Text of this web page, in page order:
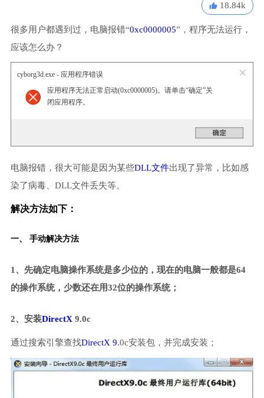
18.84k
很多用户都遇到过，电脑报错“0xc0000005”，程序无法运行，
应该怎么办？
cyborg3d.exe - 应用程序错误
应用程序无法正常启动(0xc0000005)。请单击“确定”关
闭应用程序。
电脑报错，很大可能是因为某些DLL文件出现了异常，比如感
染了病毒、DLL文件丢失等。
解决方法如下：
一、 手动解决方法
1、先确定电脑操作系统是多少位的，现在的电脑一般都是64
的操作系统，少数还在用32位的操作系统；
2、安装DirectX 9.0c
通过搜索引擎查找DirectX 9.0c安装包，并完成安装；